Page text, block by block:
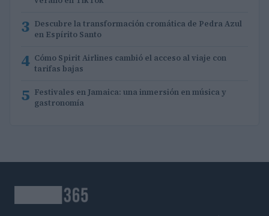
3 Descubre la transformación cromática de Pedra Azul
en Espírito Santo
4 Cómo Spirit Airlines cambió el acceso al viaje con
tarifas bajas
5 Festivales en Jamaica: una inmersión en música y
gastronomía